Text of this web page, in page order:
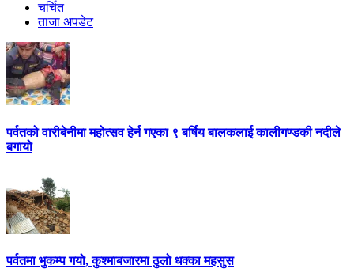
चर्चित
ताजा अपडेट
पर्वतको वारीबेनीमा महोत्सव हेर्न गएका ९ बर्षिय बालकलाई कालीगण्डकी नदीले
बगायो
पर्वतमा भुकम्प गयो, कुश्माबजारमा ठुलो धक्का महसुस